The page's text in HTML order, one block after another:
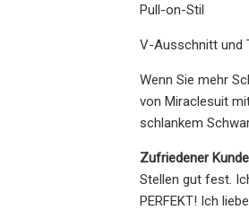
Pull-on-Stil
V-Ausschnitt und
Wenn Sie mehr
von Miraclesuit
schlankem
Zufriedener
Stellen gut fest.
PERFEKT! Ich